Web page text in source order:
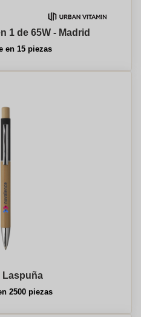
1 de 65W - Madrid
en 15 piezas
Laspuña
2500 piezas